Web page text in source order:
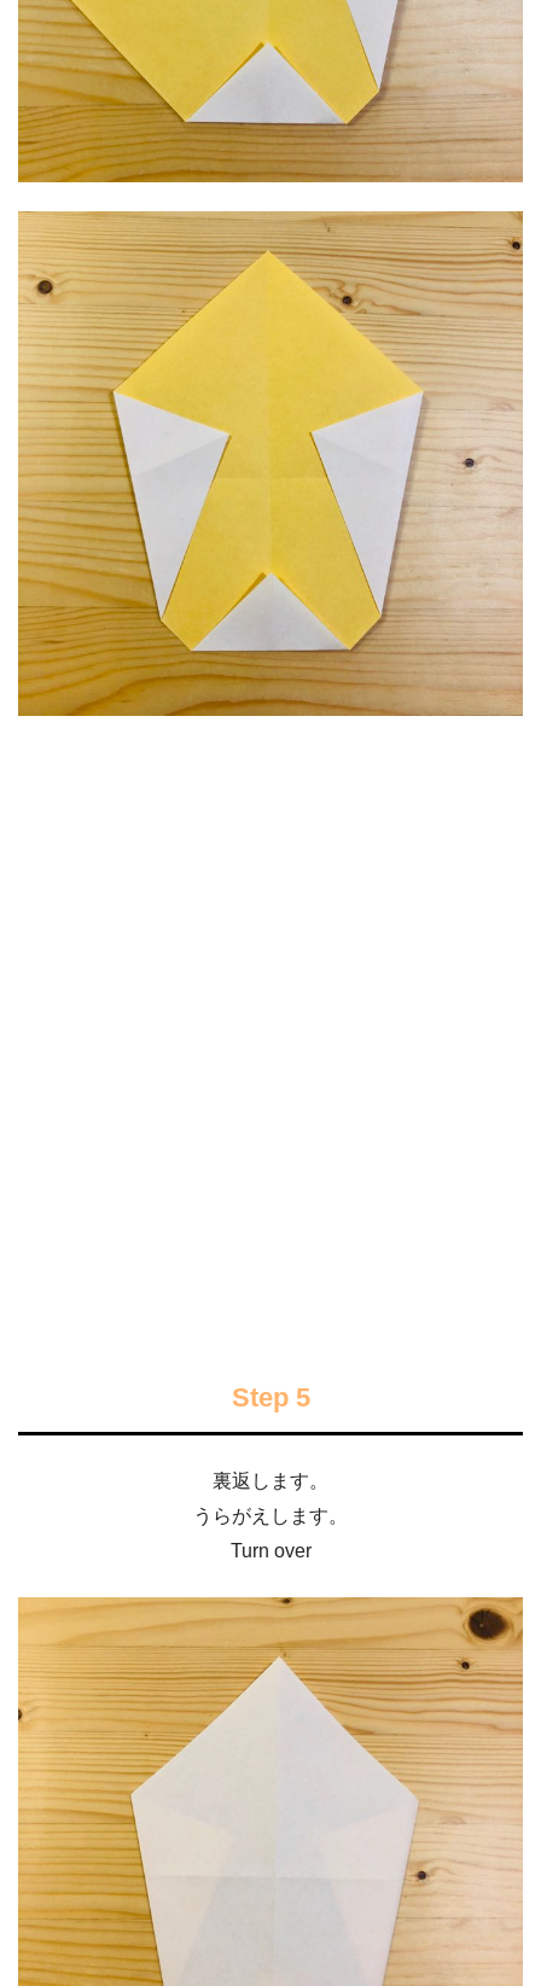
Step 5
裏返します。
うらがえします。
Turn over